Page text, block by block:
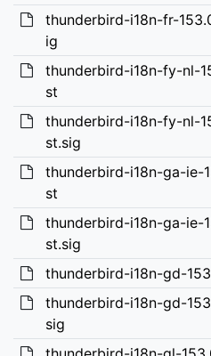
thunderbird-i18n-fr-
ig
thunderbird-i18n-fy-nl-
st
thunderbird-i18n-fy-nl-
st.sig
thunderbird-i18n-ga-ie-
st
thunderbird-i18n-ga-ie-
st.sig
thunderbird-i18n-gd-
thunderbird-i18n-gd-
sig